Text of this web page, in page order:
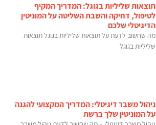
תוצאות שליליות בגוגל: המדריך המקיף
לטיפול, דחיקה והשבת השליטה על המוניטין
הדיגיטלי שלכם
מה שחשוב לדעת על תוצאות שליליות בגוגל תוצאות
שליליות בגוגל
ניהול משבר דיגיטלי: המדריך המקצועי להגנה
על המוניטין שלך ברשת